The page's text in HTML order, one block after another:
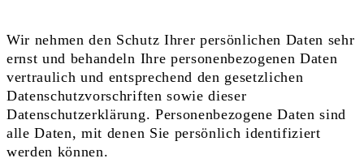
Wir nehmen den Schutz Ihrer persönlichen Daten sehr
ernst und behandeln Ihre personenbezogenen Daten
vertraulich und entsprechend den gesetzlichen
Datenschutzvorschriften sowie dieser
Datenschutzerklärung. Personenbezogene Daten sind
alle Daten, mit denen Sie persönlich identifiziert
werden können.